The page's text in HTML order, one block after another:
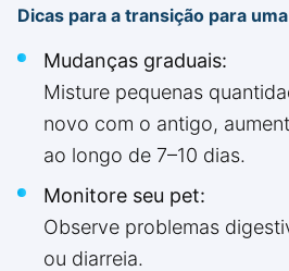
Dicas para a transição para
Mudanças graduais:
Misture pequenas
novo com o antigo,
ao longo de 7–10 dias.
Monitore seu pet:
Observe problemas
ou diarreia.